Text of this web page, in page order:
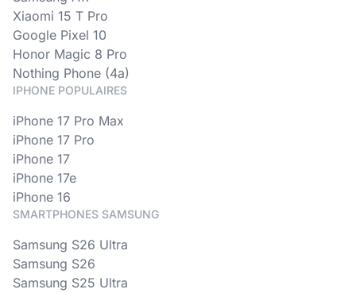
Xiaomi 15 T Pro
Google Pixel 10
Honor Magic 8 Pro
Nothing Phone (4a)
IPHONE POPULAIRES
iPhone 17 Pro Max
iPhone 17 Pro
iPhone 17
iPhone 17e
iPhone 16
SMARTPHONES SAMSUNG
Samsung S26 Ultra
Samsung S26
Samsung S25 Ultra